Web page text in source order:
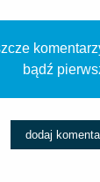
bądź
dodaj